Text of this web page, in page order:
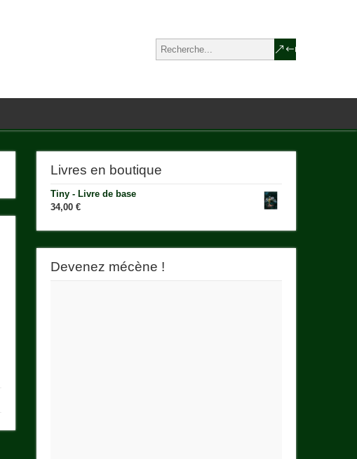
Livres en boutique
Tiny - Livre de base
34,00 €
Devenez mécène !